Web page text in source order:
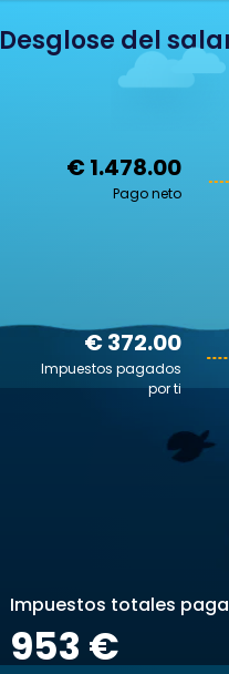
Desglose del
€ 1.478.00
Pago neto
€ 372.00
Impuestos pagados
por ti
Impuestos totales
953 €